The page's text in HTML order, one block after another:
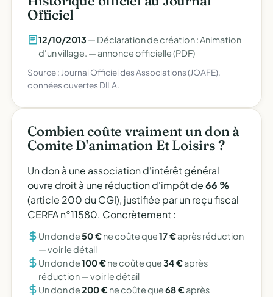
Officiel
12/10/2013— Déclaration de création : Animation
d'un village. — annonce officielle (PDF)
Source : Journal Officiel des Associations (JOAFE),
données ouvertes DILA.
Combien coûte vraiment un don à
Comite D'animation Et Loisirs ?
Un don à une association d'intérêt général
ouvre droit à une réduction d'impôt de66 %
(article 200 du CGI), justifiée par un reçu fiscal
CERFA n°11580. Concrètement :
Un don de50 €ne coûte que17 €après réduction
—voir le détail
Un don de100 €ne coûte que34 €après
réduction —voir le détail
Un don de200 €ne coûte que68 €après